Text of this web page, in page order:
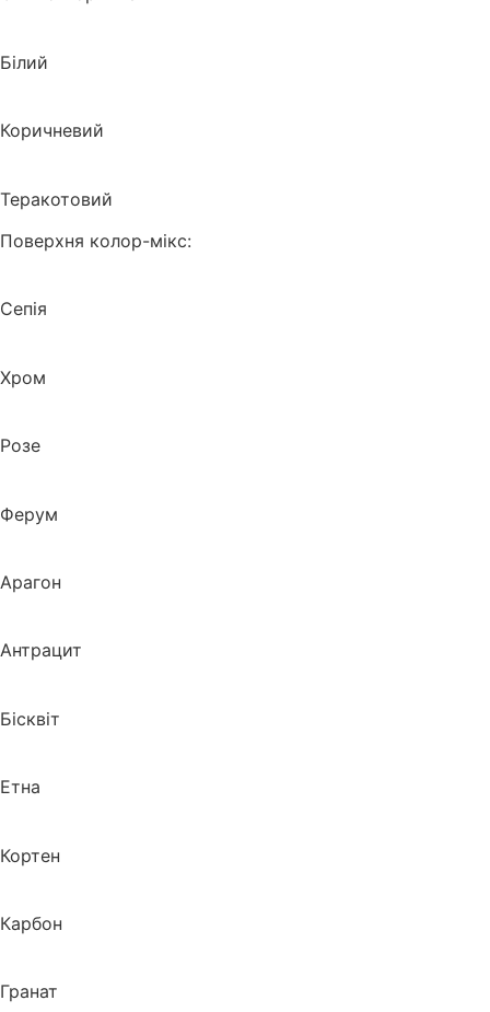
Білий
Коричневий
Теракотовий
Поверхня колор-мікс:
Сепія
Хром
Розе
Ферум
Арагон
Антрацит
Бісквіт
Етна
Кортен
Карбон
Гранат